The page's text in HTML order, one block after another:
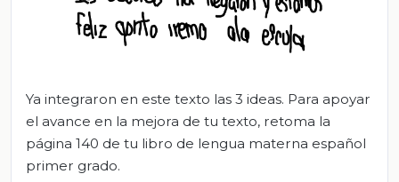
Ya integraron en este texto las 3 ideas. Para apoyar
el avance en la mejora de tu texto, retoma la
página 140 de tu libro de lengua materna español
primer grado.